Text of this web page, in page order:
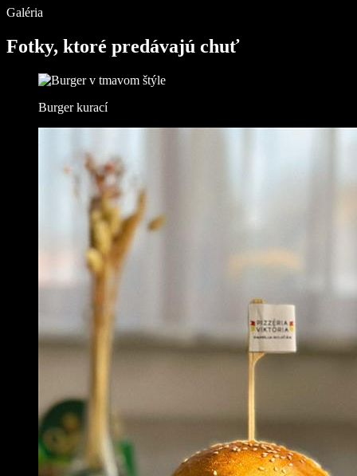
Galéria
Fotky, ktoré predávajú chuť
Burger kurací